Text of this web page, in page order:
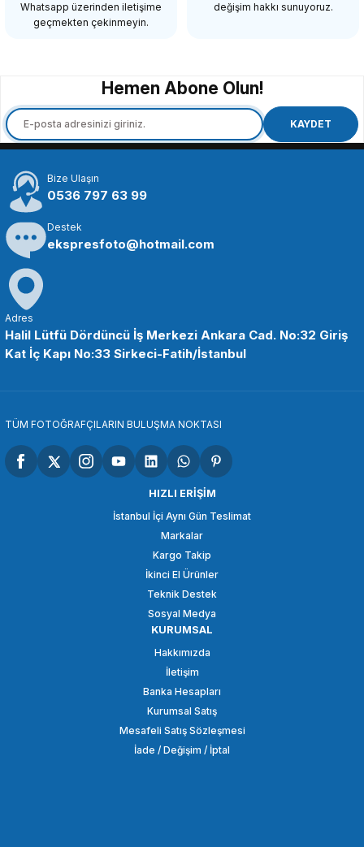
5.297,73 TL
SmallRig 3618 RC 220D Beyaz Video Işığı
18.148,94 TL
SEPETE EKLE
SMALLRİG
SmallRig 3980 RC 350 / RC 450 COB LED Video Işığı Kontrol Paneli
SMALLRİG
SmallRig 3961 RC 350D COB LED Beyaz Video Işığı
SEPETE EKLE
SmallRig 3971 RC 450D COB LED Beyaz Video Işığı
Whatsapp üzerinden iletişime
geçmekten çekinmeyin.
değişim hakkı sunuyoruz.
Hemen Abone Olun!
KAYDET
Bize Ulaşın
0536 797 63 99
Destek
ekspresfoto@hotmail.com
Adres
Halil Lütfü Dördüncü İş Merkezi Ankara Cad. No:32 Giriş
Kat İç Kapı No:33 Sirkeci-Fatih/İstanbul
TÜM FOTOĞRAFÇILARIN BULUŞMA NOKTASI
HIZLI ERİŞİM
İstanbul İçi Aynı Gün Teslimat
Markalar
Kargo Takip
İkinci El Ürünler
Teknik Destek
Sosyal Medya
KURUMSAL
Hakkımızda
İletişim
Banka Hesapları
Kurumsal Satış
Mesafeli Satış Sözleşmesi
İade / Değişim / İptal